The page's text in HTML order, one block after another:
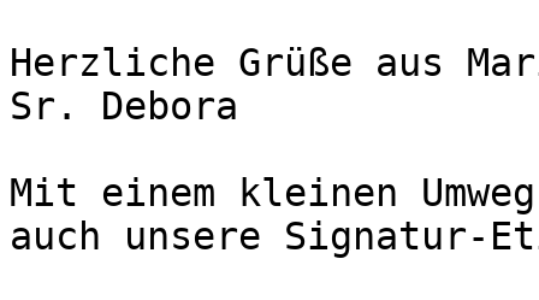
Herzliche Grüße aus
Sr. Debora
Mit einem kleinen
auch unsere Signatur-